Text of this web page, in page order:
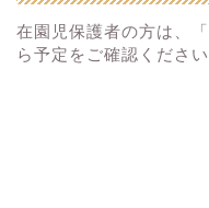
在園児保護者の方は、
ら予定をご確認ください